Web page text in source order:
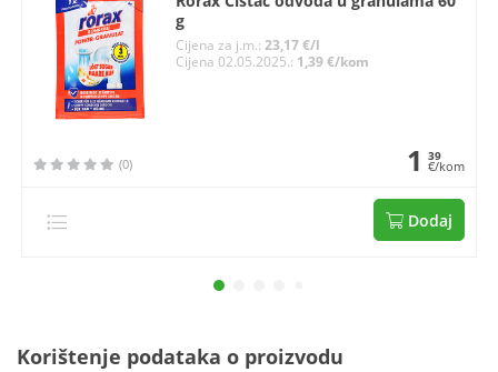
g
Cijena za j.m.:23,17 €/l
Cijena 02.05.2025.: 1,39 €/kom
(0) 1 39
€/kom
Dodaj
Korištenje podataka o proizvodu